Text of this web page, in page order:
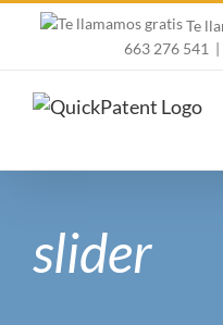
Te
663 276 541 |
slider